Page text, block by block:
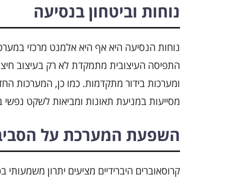
נוחות וביטחון בנסיעה
נוחות הנסיעה היא אף היא אלמנט מרכזי
התפיסה העיצובית מתמקדת לא רק בעיצוב
ומערכות בידור מתקדמות. כמו כן, המערכות
מסייעות במניעת תאונות ומביאות לשקט
השפעת המערכת על
קרוסאוברים היברידיים מציעים יתרון